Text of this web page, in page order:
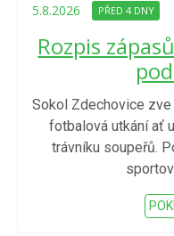
5.8.2026 PŘED 4 DNY
Rozpis
Sokol Zdechovice
fotbalová utkání ať
trávníku soupeřů.